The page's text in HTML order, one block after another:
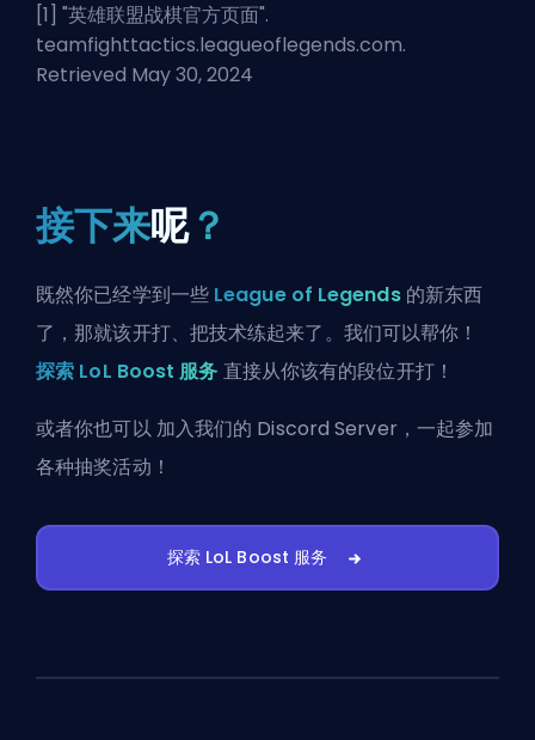
[1] "英雄联盟战棋官方页面".
teamfighttactics.leagueoflegends.com.
Retrieved May 30, 2024
接下来呢？
既然你已经学到一些 League of Legends的新东西
了，那就该开打、把技术练起来了。我们可以帮你！
探索 LoL Boost 服务 直接从你该有的段位开打！
或者你也可以 加入我们的 Discord Server ，一起参加
各种抽奖活动！
探索 LoL Boost 服务